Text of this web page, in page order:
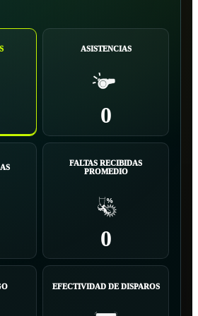
ASISTENCIAS
0
FALTAS RECIBIDAS
PROMEDIO
0
EFECTIVIDAD DE DISPAROS